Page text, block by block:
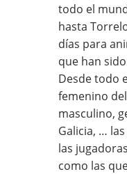
todo el
hasta
días para
que han
Desde todo
femenino
masculino,
Galicia, …
las
como las